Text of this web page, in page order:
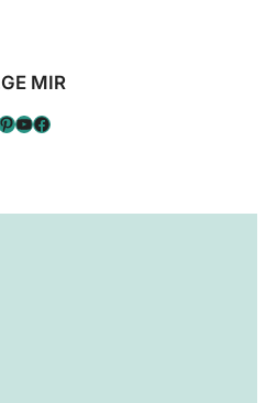
MIR
YouTube Facebook